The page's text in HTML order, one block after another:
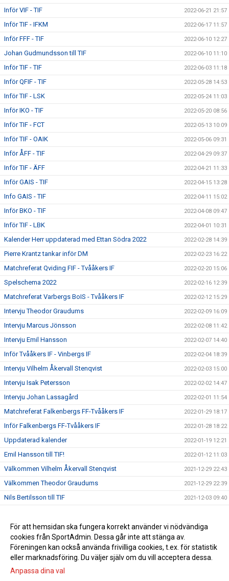
Inför VIF - TIF 2022-06-21 21:57
Inför TIF - IFKM 2022-06-17 11:57
Inför FFF - TIF 2022-06-10 12:27
Johan Gudmundsson till TIF 2022-06-10 11:10
Inför TIF - TIF 2022-06-03 11:18
Inför QFIF - TIF 2022-05-28 14:53
Inför TIF - LSK 2022-05-24 11:03
Inför IKO - TIF 2022-05-20 08:56
Inför TIF - FCT 2022-05-13 10:09
Inför TIF - OAIK 2022-05-06 09:31
Inför ÅFF - TIF 2022-04-29 09:37
Inför TIF - ÄFF 2022-04-21 11:33
Inför GAIS - TIF 2022-04-15 13:28
Info GAIS - TIF 2022-04-11 15:02
Inför BKO - TIF 2022-04-08 09:47
Inför TIF - LBK 2022-04-01 10:31
Kalender Herr uppdaterad med Ettan Södra 2022 2022-02-28 14:39
Pierre Krantz tankar inför DM 2022-02-23 16:22
Matchreferat Qviding FIF - Tvååkers IF 2022-02-20 15:06
Spelschema 2022 2022-02-16 12:39
Matchreferat Varbergs BoIS - Tvååkers IF 2022-02-12 15:29
Intervju Theodor Graudums 2022-02-09 16:09
Intervju Marcus Jönsson 2022-02-08 11:42
Intervju Emil Hansson 2022-02-07 14:40
Inför Tvååkers IF - Vinbergs IF 2022-02-04 18:39
Intervju Vilhelm Åkervall Stenqvist 2022-02-03 15:00
Intervju Isak Petersson 2022-02-02 14:47
Intervju Johan Lassagård 2022-02-01 11:54
Matchreferat Falkenbergs FF-Tvååkers IF 2022-01-29 18:17
Inför Falkenbergs FF-Tvååkers IF 2022-01-28 18:22
Uppdaterad kalender 2022-01-19 12:21
Emil Hansson till TIF! 2022-01-12 11:03
Välkommen Vilhelm Åkervall Stenqvist 2021-12-29 22:43
Välkommen Theodor Graudums 2021-12-29 22:39
Nils Bertilsson till TIF 2021-12-03 09:40
Pierre Krantz fortsätter som tränare för herrlaget 2021-07-30 16:58
Träningen drar igång 2021-07-28 10:43
För att hemsidan ska fungera korrekt använder vi nödvändiga
cookies från SportAdmin. Dessa går inte att stänga av.
Föreningen kan också använda frivilliga cookies, t.ex. för statistik
eller marknadsföring. Du väljer själv om du vill acceptera dessa.
Anpassa dina val